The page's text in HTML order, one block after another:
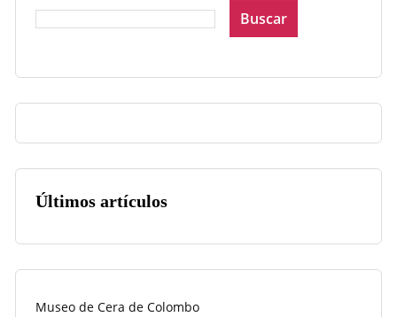
Buscar
Últimos artículos
Museo de Cera de Colombo